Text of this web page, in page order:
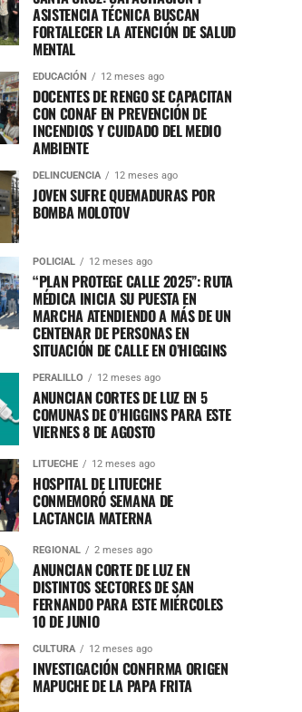
ASISTENCIA TÉCNICA BUSCAN
FORTALECER LA ATENCIÓN DE SALUD
MENTAL
EDUCACIÓN 12 meses ago
DOCENTES DE RENGO SE CAPACITAN
CON CONAF EN PREVENCIÓN DE
INCENDIOS Y CUIDADO DEL MEDIO
AMBIENTE
DELINCUENCIA 12 meses ago
JOVEN SUFRE QUEMADURAS POR
BOMBA MOLOTOV
POLICIAL 12 meses ago
“PLAN PROTEGE CALLE 2025”: RUTA
MÉDICA INICIA SU PUESTA EN
MARCHA ATENDIENDO A MÁS DE UN
CENTENAR DE PERSONAS EN
SITUACIÓN DE CALLE EN O’HIGGINS
PERALILLO 12 meses ago
ANUNCIAN CORTES DE LUZ EN 5
COMUNAS DE O’HIGGINS PARA ESTE
VIERNES 8 DE AGOSTO
LITUECHE 12 meses ago
HOSPITAL DE LITUECHE
CONMEMORÓ SEMANA DE
LACTANCIA MATERNA
REGIONAL 2 meses ago
ANUNCIAN CORTE DE LUZ EN
DISTINTOS SECTORES DE SAN
FERNANDO PARA ESTE MIÉRCOLES
10 DE JUNIO
CULTURA 12 meses ago
INVESTIGACIÓN CONFIRMA ORIGEN
MAPUCHE DE LA PAPA FRITA